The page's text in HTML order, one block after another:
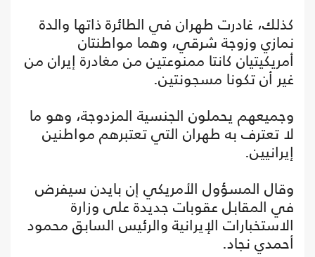
كذلك، غادرت طهران في الطائرة ذاتها والدة
نمازي وزوجة شرقي، وهما مواطنتان
أمريكيتيان كانتا ممنوعتين من مغادرة إيران من
غير أن تكونا مسجونتين.
وجميعهم يحملون الجنسية المزدوجة، وهو ما
لا تعترف به طهران التي تعتبرهم مواطنين
إيرانيين.
وقال المسؤول الأمريكي إن بايدن سيفرض
في المقابل عقوبات جديدة على وزارة
الاستخبارات الإيرانية والرئيس السابق محمود
أحمدي نجاد.